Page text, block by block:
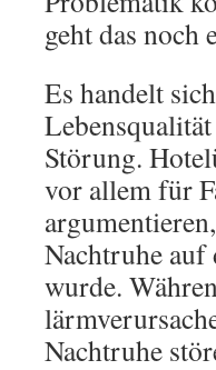
geht das noch
Es handelt
Störung.
vor allem für
Nachtruhe
wurde.
Nachtruhe